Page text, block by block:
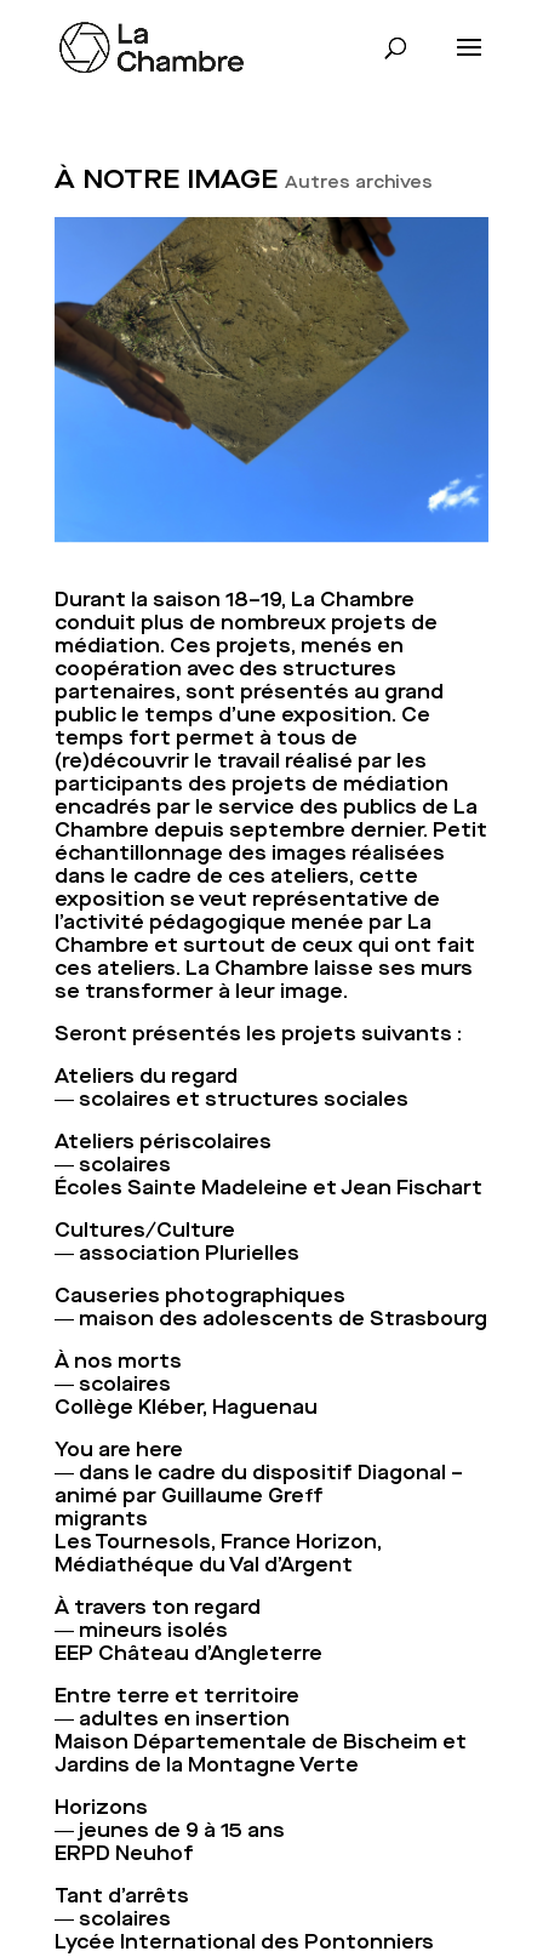
À NOTRE IMAGE Autres archives
Durant la saison 18–19, La Chambre
conduit plus de nombreux projets de
médiation. Ces projets, menés en
coopération avec des structures
partenaires, sont présentés au grand
public le temps d’une exposition. Ce
temps fort permet à tous de
(re)découvrir le travail réalisé par les
participants des projets de médiation
encadrés par le service des publics de La
Chambre depuis septembre dernier. Petit
échantillonnage des images réalisées
dans le cadre de ces ateliers, cette
exposition se veut représentative de
l’activité pédagogique menée par La
Chambre et surtout de ceux qui ont fait
ces ateliers. La Chambre laisse ses murs
se transformer à leur image.
Seront présentés les projets suivants :
Ateliers du regard
― scolaires et structures sociales
Ateliers périscolaires
― scolaires
Écoles Sainte Madeleine et Jean Fischart
Cultures/Culture
― association Plurielles
Causeries photographiques
― maison des adolescents de Strasbourg
À nos morts
― scolaires
Collège Kléber, Haguenau
You are here
― dans le cadre du dispositif Diagonal –
animé par Guillaume Greff
migrants
Les Tournesols, France Horizon,
Médiathéque du Val d’Argent
À travers ton regard
― mineurs isolés
EEP Château d’Angleterre
Entre terre et territoire
― adultes en insertion
Maison Départementale de Bischeim et
Jardins de la Montagne Verte
Horizons
― jeunes de 9 à 15 ans
ERPD Neuhof
Tant d’arrêts
― scolaires
Lycée International des Pontonniers